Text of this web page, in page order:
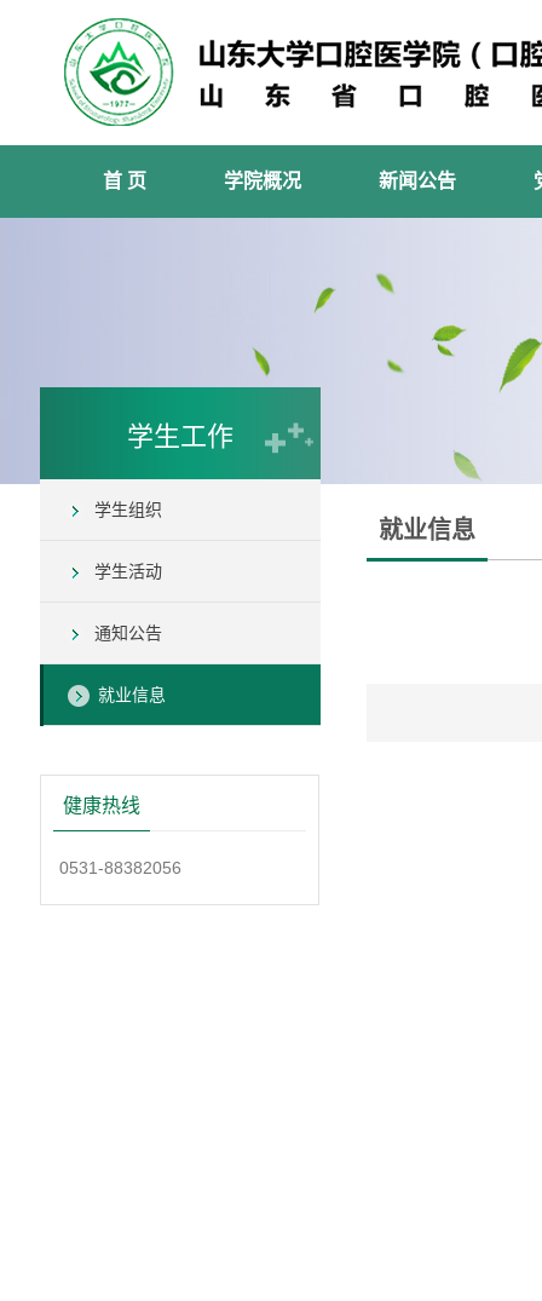
首 页 学院概况 新闻公告
学生工作
学生组织
学生活动
通知公告
就业信息
健康热线
0531-88382056
就业信息